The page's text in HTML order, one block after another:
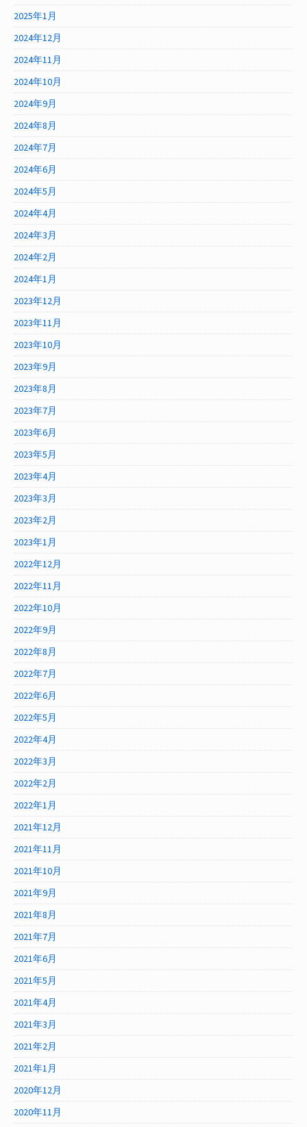
2025年1月
2024年12月
2024年11月
2024年10月
2024年9月
2024年8月
2024年7月
2024年6月
2024年5月
2024年4月
2024年3月
2024年2月
2024年1月
2023年12月
2023年11月
2023年10月
2023年9月
2023年8月
2023年7月
2023年6月
2023年5月
2023年4月
2023年3月
2023年2月
2023年1月
2022年12月
2022年11月
2022年10月
2022年9月
2022年8月
2022年7月
2022年6月
2022年5月
2022年4月
2022年3月
2022年2月
2022年1月
2021年12月
2021年11月
2021年10月
2021年9月
2021年8月
2021年7月
2021年6月
2021年5月
2021年4月
2021年3月
2021年2月
2021年1月
2020年12月
2020年11月